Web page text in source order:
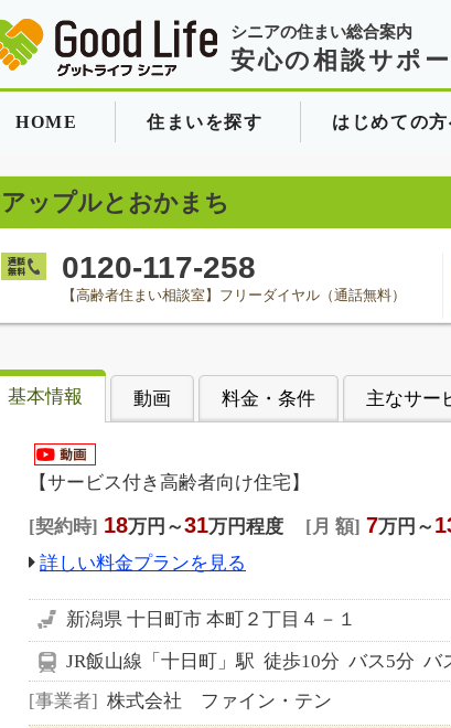
シニアの住まい総合案内
安心の相談サポ
HOME 住まいを探す はじめての
アップルとおかまち
0120-117-258
【高齢者住まい相談室】フリーダイヤル（通話無料）
基本情報 動画 料金・条件 主なサー
【サービス付き高齢者向け住宅】
契約時 18万円～31万円程度 月 額 7万円～
詳しい料金プランを見る
新潟県 十日町市 本町２丁目４－１
JR飯山線「十日町」駅 徒歩10分 バス5分 バ
事業者
株式会社 ファイン・テン